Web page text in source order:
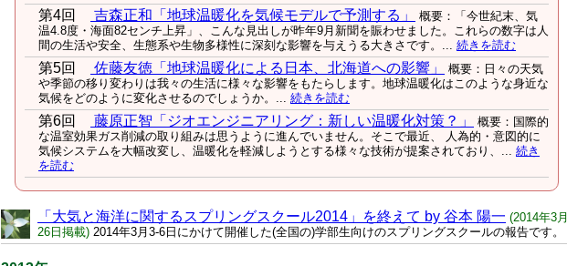
第4回 吉森正和「地球温暖化を気候モデルで予測する」
概要：「今世紀末、気
温4.8度・海面82センチ上昇」、こんな見出しが昨年9月新聞を賑わせました。これらの数字は人
間の生活や安全、生態系や生物多様性に深刻な影響を与えうる大きさです。... 続きを読む
第5回 佐藤友徳「地球温暖化による日本、北海道への影響」
概要：日々の天気
や季節の移り変わりは我々の生活に様々な影響をもたらします。地球温暖化はこのような身近な
気候をどのように変化させるのでしょうか。... 続きを読む
第6回 藤原正智「ジオエンジニアリング：新しい温暖化対策？」
概要：国際的
な温室効果ガス削減の取り組みは思うように進んでいません。そこで最近、 人為的・意図的に
気候システムを大幅改変し、温暖化を軽減しようとする様々な技術が提案されており、... 続き
を読む
「大気と海洋に関するスプリングスクール2014」を終えて by 谷本 陽一 (2014年3月
26日掲載) 2014年3月3-6日にかけて開催した(全国の)学部生向けのスプリングスクールの報告です。